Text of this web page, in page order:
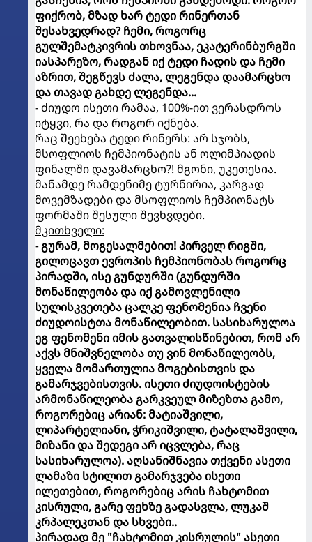
ფიქრობ, მზად ხარ ტედი რინერთან
შესახვედრად? ჩემი, როგორც
გულშემატკივრის თხოვნაა, ეკატერინბურგში
იასპარეზო, რადგან იქ ტედი ჩადის და ჩემი
აზრით, შეგწევს ძალა, ლეგენდა დაამარცხო
და თავად გახდე ლეგენდა...
- ძიუდო ისეთი რამაა, 100%-ით ვერასდროს
იტყვი, რა და როგორ იქნება.
რაც შეეხება ტედი რინერს: არ სჯობს,
მსოფლიოს ჩემპიონატის ან ოლიმპიადის
ფინალში დავამარცხო?! მგონი, უკეთესია.
მანამდე რამდენიმე ტურნირია, კარგად
მოვემზადები და მსოფლიოს ჩემპიონატს
ფორმაში შესული შევხვდები.
მკითხველი:
- გურამ, მოგესალმებით! პირველ რიგში,
გილოცავთ ევროპის ჩემპიონობას როგორც
პირადში, ისე გუნდურში (გუნდურში
მონაწილეობა და იქ გამოვლენილი
სულისკვეთება ცალკე ფენომენია ჩვენი
ძიუდოისტთა მონაწილეობით. სასიხარულოა
ეგ ფენომენი იმის გათვალისწინებით, რომ არ
აქვს მნიშვნელობა თუ ვინ მონაწილეობს,
ყველა მომართულია მოგებისთვის და
გამარჯვებისთვის. ისეთი ძიუდოისტების
არმონაწილეობა გარკვეულ მიზეზთა გამო,
როგორებიც არიან: მატიაშვილი,
ლიპარტელიანი, ჭრიკიშვილი, ტატალაშვილი,
მიზანი და შედეგი არ იცვლება, რაც
სასიხარულოა). აღსანიშნავია თქვენი ასეთი
ლამაზი სტილით გამარჯვება ისეთი
ილეთებით, როგორებიც არის ჩახტომით
კისრული, გარე ფეხზე გადასვლა, ლუკაშ
კრპალეკთან და სხვები..
პირადად მე "ჩახტომით კისრულის" ასეთი